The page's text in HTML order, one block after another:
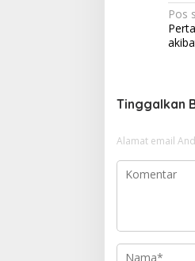
N
a
g
s
i
s
Pos
Tinggalkan
Alamat email